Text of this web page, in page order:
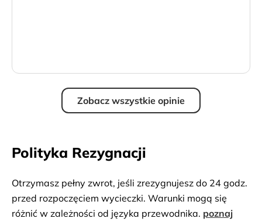
Zobacz wszystkie opinie
Polityka Rezygnacji
Otrzymasz pełny zwrot, jeśli zrezygnujesz do 24 godz.
przed rozpoczęciem wycieczki. Warunki mogą się
różnić w zależności od języka przewodnika. poznaj